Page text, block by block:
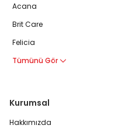
Acana
Brit Care
Felicia
Tümünü Gör
Kurumsal
Hakkımızda